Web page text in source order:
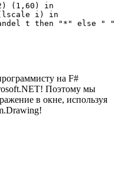
(1,60) in
i) in
t then "*" else "
на F#
Поэтому мы
в окне, используя